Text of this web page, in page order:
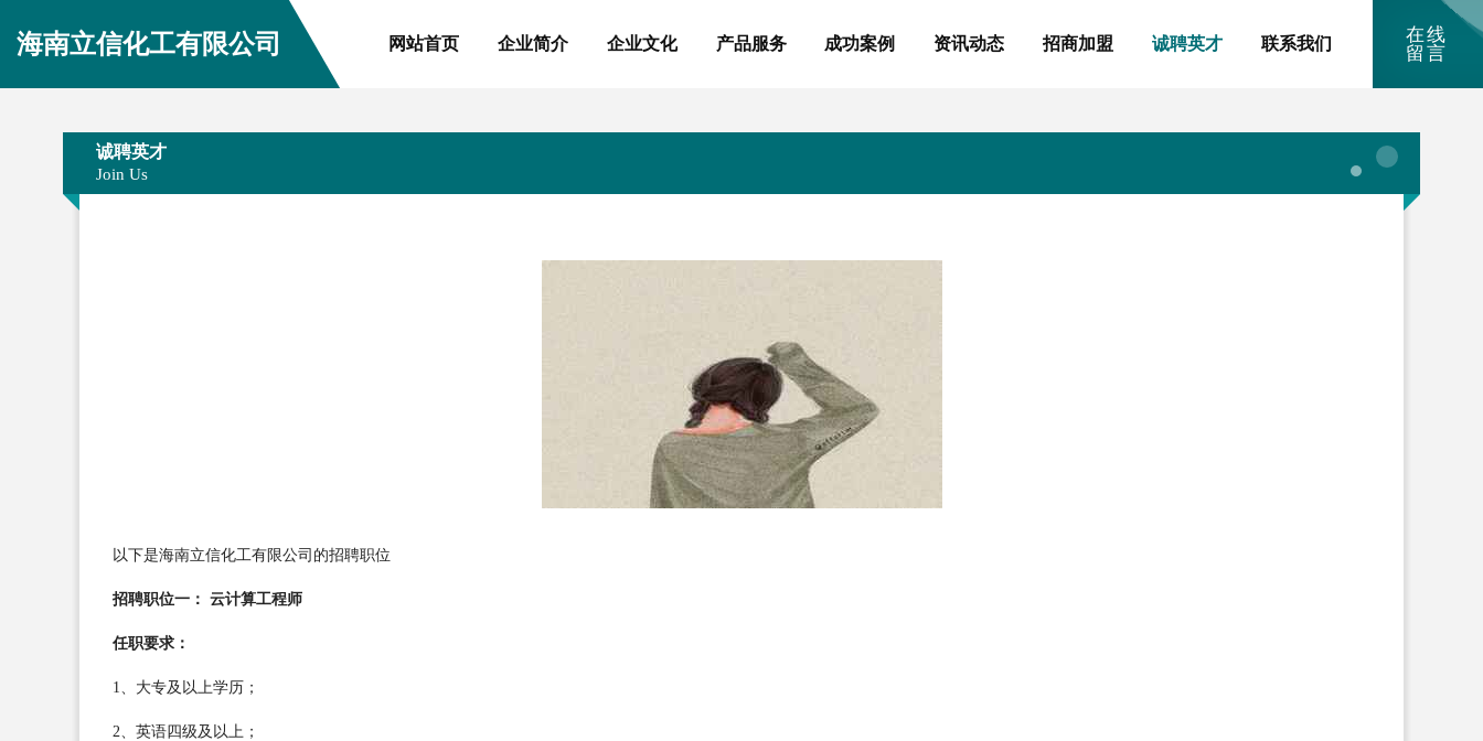
海南立信化工有限公司 网站首页 企业简介 企业文化 产品服务 成功案例 资讯动态 招商加盟 诚聘英才 联系我们
在线
留言
诚聘英才
Join Us
以下是海南立信化工有限公司的招聘职位
招聘职位一： 云计算工程师
任职要求：
1、大专及以上学历；
2、英语四级及以上；